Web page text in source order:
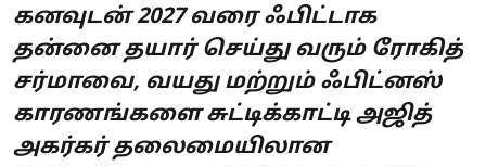
கனவுடன் 2027 வரை ஃபிட்டாக
தன்னை தயார் செய்து வரும் ரோகித்
சர்மாவை, வயது மற்றும் ஃபிட்னஸ்
காரணங்களை சுட்டிக்காட்டி அஜித்
அகர்கர் தலைமையிலான